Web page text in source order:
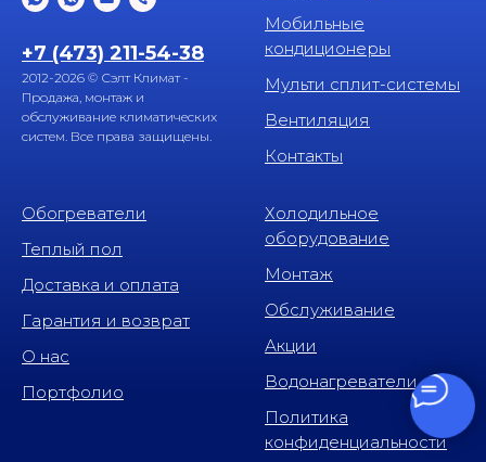
+7 (473) 211-54-38
2012-2026 © Сэлт Климат -
Продажа, монтаж и
обслуживание климатических
систем. Все права защищены.
Мобильные
кондиционеры
Мульти сплит-системы
Вентиляция
Контакты
Обогреватели
Теплый пол
Доставка и оплата
Гарантия и возврат
О нас
Портфолио
Холодильное
оборудование
Монтаж
Обслуживание
Акции
Водонагреватели
Политика
конфиденциальности